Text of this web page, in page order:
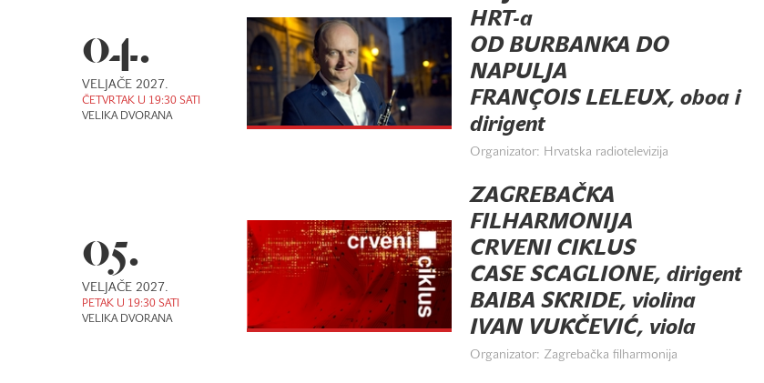
04.
VELJAČE 2027.
ČETVRTAK U 19:30 SATI
VELIKA DVORANA
HRT-a
OD BURBANKA DO
NAPULJA
FRANÇOIS LELEUX, oboa i
dirigent
Organizator: Hrvatska radiotelevizija
05.
VELJAČE 2027.
PETAK U 19:30 SATI
VELIKA DVORANA
ZAGREBAČKA
FILHARMONIJA
CRVENI CIKLUS
CASE SCAGLIONE, dirigent
BAIBA SKRIDE, violina
IVAN VUKČEVIĆ, viola
Organizator: Zagrebačka filharmonija